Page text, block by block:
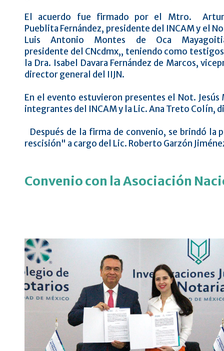
El acuerdo fue firmado por el Mtro.
Pueblita Fernández, presidente del INCAM y el
Luis Antonio Montes de Oca
presidente del CNcdmx,, teniendo como
la Dra. Isabel Davara Fernández de Marcos,
director general del IIJN.
En el evento estuvieron presentes el Not.
integrantes del INCAM y la Lic. Ana Treto Colín,
Después de la firma de convenio, se brindó
rescisión" a cargo del Lic. Roberto Garzón
Convenio con la Asociación